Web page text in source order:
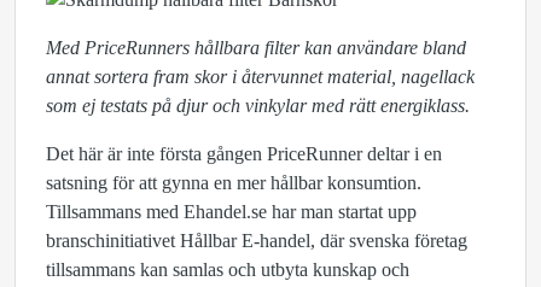
Med PriceRunners hållbara filter kan användare bland
annat sortera fram skor i återvunnet material, nagellack
som ej testats på djur och vinkylar med rätt energiklass.
Det här är inte första gången PriceRunner deltar i en
satsning för att gynna en mer hållbar konsumtion.
Tillsammans med Ehandel.se har man startat upp
branschinitiativet Hållbar E-handel, där svenska företag
tillsammans kan samlas och utbyta kunskap och